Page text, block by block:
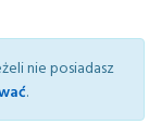
nie posiadasz
.